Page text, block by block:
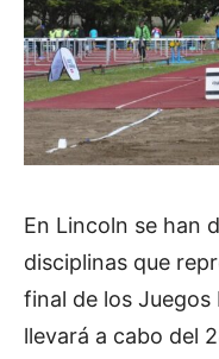
En Lincoln se han
disciplinas que
final de los Juegos
llevará a cabo del